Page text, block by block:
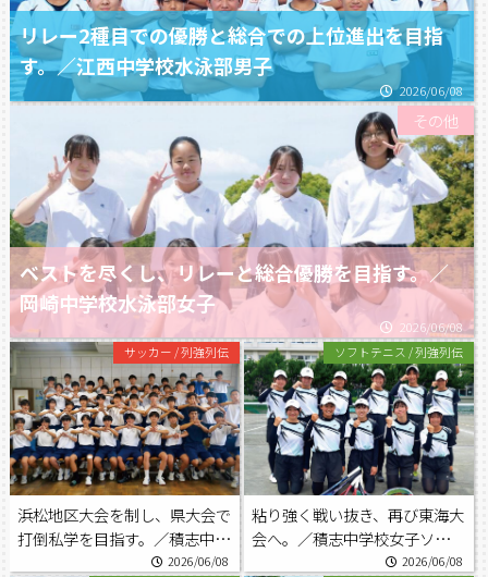
リレー2種目での優勝と総合での上位進出を目指
す。／江西中学校水泳部男子
2026/06/08
その他
ベストを尽くし、リレーと総合優勝を目指す。／
岡崎中学校水泳部女子
2026/06/08
サッカー /列強列伝
浜松地区大会を制し、県大会で
打倒私学を目指す。／積志中学
2026/06/08
ソフトテニス /列強列伝
粘り強く戦い抜き、再び東海大
会へ。／積志中学校女子ソフト
2026/06/08